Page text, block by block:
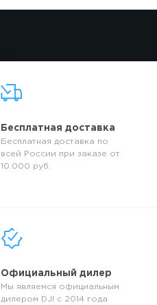
Бесплатная доставка
Бесплатная доставка по
всей России при заказе от
10.000 руб.
Официальный дилер
Мы являемся официальным
дилером DJI с 2014 года